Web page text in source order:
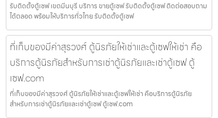
รับติดตั้งตู้เซฟ เขตมีนบุรี บริการ ขายตู้เซฟ รับติดตั้งตู้เซฟ ติดต่อสอบถาม
ได้ตลอด พร้อมให้บริการทั่วไทย รับติดตั้งตู้เซฟ
ที่เก็บของมีค่าสุรวงศ์ ตู้นิรภัยให้เช่าและตู้เซฟให้เช่า คือ
บริการตู้นิรภัยสำหรับการเช่าตู้นิรภัยและเช่าตู้เซฟ ตู้
เซฟ.com
ที่เก็บของมีค่าสุรวงศ์ ตู้นิรภัยให้เช่าและตู้เซฟให้เช่า คือบริการตู้นิรภัย
สำหรับการเช่าตู้นิรภัยและเช่าตู้เซฟ ตู้เซฟ.com